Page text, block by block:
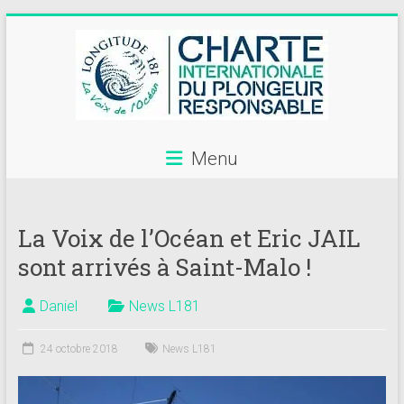
centres
de
plongée
adhérents
Longitude
Menu
La Voix de l’Océan et Eric JAIL
sont arrivés à Saint-Malo !
Daniel News L181
24 octobre 2018 News L181